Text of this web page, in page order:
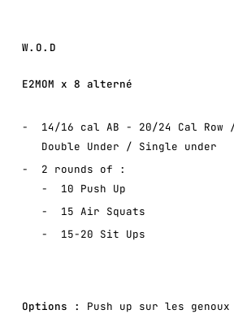
W.O.D
E2MOM x 8 alterné
14/16 cal AB - 20/24 Cal
Double Under / Single under
2 rounds of :
10 Push Up
15 Air Squats
15-20 Sit Ups
Options : Push up sur les genoux